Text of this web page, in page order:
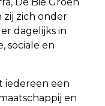
zij zich onder
dagelijks in
sociale en
iedereen een
en